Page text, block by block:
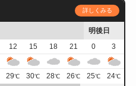
詳しくみる
明後日
12 15 18 21 0
3
29℃ 30℃ 28℃ 26℃ 25℃ 24℃